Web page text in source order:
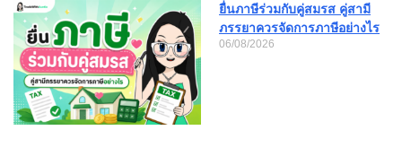
ยื่นภาษีร่วมกับคู่สมรส คู่สามี
ภรรยาควรจัดการภาษีอย่างไร
06/08/2026